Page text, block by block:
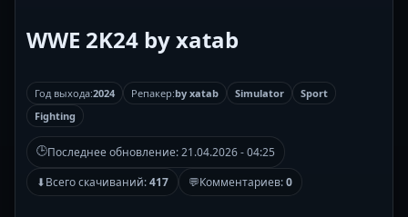
WWE 2K24 by xatab
Год выхода:2024 Репакер:by xatab Simulator
Sport
Fighting
🕒Последнее обновление:21.04.2026 - 04:25
⬇Всего скачиваний:417 💬Комментариев:0